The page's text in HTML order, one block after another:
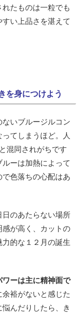
たものは一粒でも
い上品さを湛えて
を身につけよう
いブルージルコン
てしまうほど。人
混同されがちです
ーは加熱によって
色落ちの心配はあ
のあたらない場所
が高く、カットの
的な１２月の誕生
ーは主に精神面で
余裕がないと感じた
んだりしたら、き